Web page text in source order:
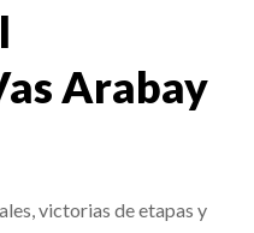
Arabay
victorias de etapas y